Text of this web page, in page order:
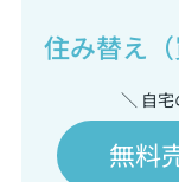
住み替え
＼ 自
無料